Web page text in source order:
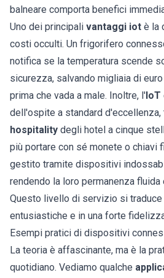
balneare comporta benefici
Uno dei principali vantaggi iot è la
costi occulti. Un frigorifero
notifica se la temperatura scende
sicurezza, salvando migliaia di
prima che vada a male. Inoltre, l' IoT
dell'ospite a standard
hospitality degli hotel a cinque
più portare con sé monete o chiavi
gestito tramite dispositivi
rendendo la loro permanenza
Questo livello di servizio si
entusiastiche e in una forte
Esempi pratici di dispositivi
La teoria è affascinante, ma è la
quotidiano. Vediamo qualche